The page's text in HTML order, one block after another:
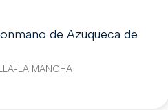
de Azuqueca de
LA MANCHA